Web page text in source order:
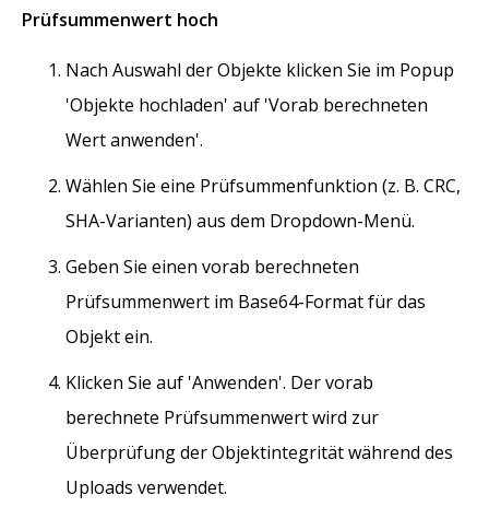
Prüfsummenwert hoch
Nach Auswahl der Objekte klicken Sie im Popup
'Objekte hochladen' auf 'Vorab berechneten
Wert anwenden'.
Wählen Sie eine Prüfsummenfunktion (z. B. CRC,
SHA-Varianten) aus dem Dropdown-Menü.
Geben Sie einen vorab berechneten
Prüfsummenwert im Base64-Format für das
Objekt ein.
Klicken Sie auf 'Anwenden'. Der vorab
berechnete Prüfsummenwert wird zur
Überprüfung der Objektintegrität während des
Uploads verwendet.